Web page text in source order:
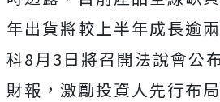
年出貨將較上半年成長逾
科8月3日將召開法說會公
財報，激勵投資人先行布